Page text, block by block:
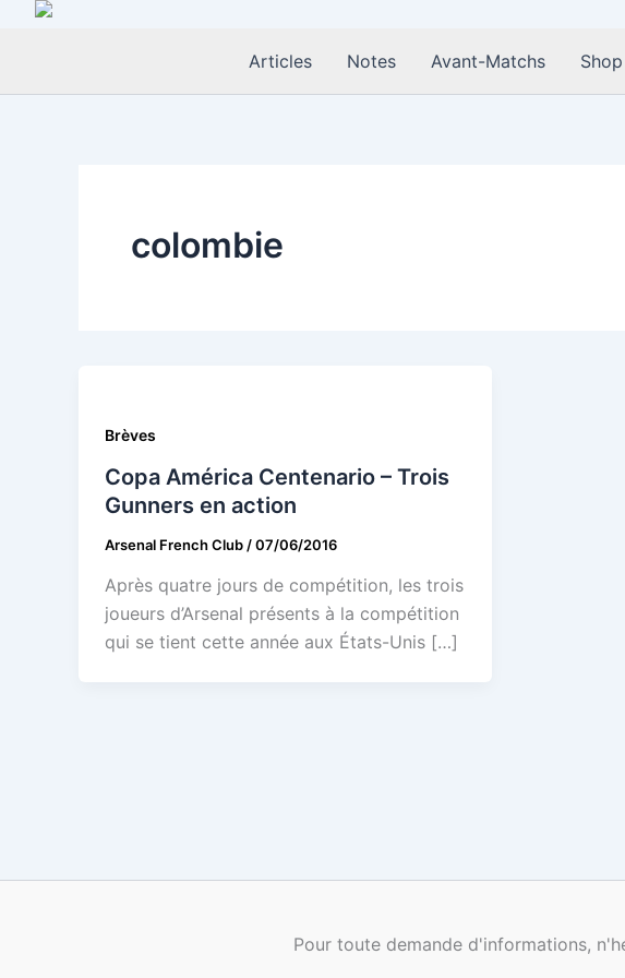
Aller
Articles Notes Avant-Matchs Shop
colombie
Brèves
Copa América Centenario – Trois
Gunners en action
Arsenal French Club /07/06/2016
Après quatre jours de compétition, les trois
joueurs d’Arsenal présents à la compétition
qui se tient cette année aux États-Unis […]
Pour toute demande d'informations,